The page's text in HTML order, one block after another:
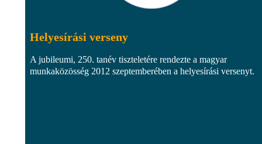
Helyesírási verseny
A jubileumi, 250. tanév tiszteletére rendezte a magyar
munkaközösség 2012 szeptemberében a helyesírási versenyt.